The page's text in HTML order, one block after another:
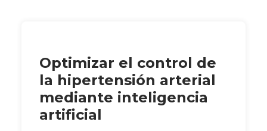
Optimizar el control de
la hipertensión arterial
mediante inteligencia
artificial